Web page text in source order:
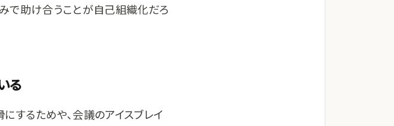
で助け合うことが自己組織化だろ
る
するためや、会議のアイスブレイ